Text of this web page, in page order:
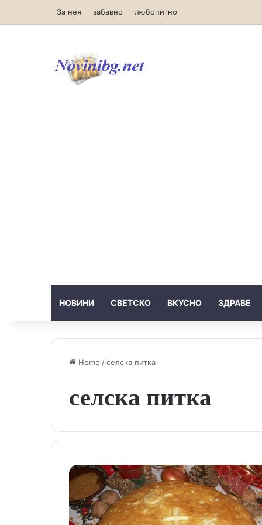
За нея забавно любопитно
НОВИНИ СВЕТСКО ВКУСНО ЗДРАВЕ
Home /селска питка
селска питка